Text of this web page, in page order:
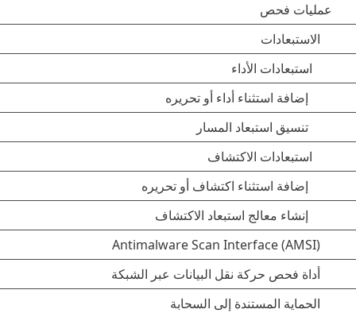
عمليات فحص
الاستبعادات
استبعادات الأداء
إضافة استثناء أداء أو تحريره
تنسيق استبعاد المسار
استبعادات الاكتشاف
إضافة استثناء اكتشاف أو تحريره
إنشاء معالج استبعاد الاكتشاف
Antimalware Scan Interface (AMSI)
أداة فحص حركة نقل البيانات عبر الشبكة
الحماية المستندة إلى السحابة